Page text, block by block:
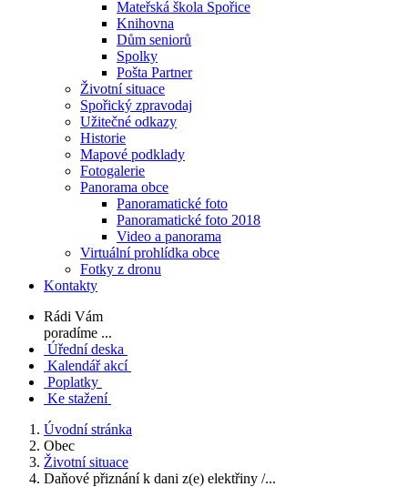
Mateřská škola Spořice
Knihovna
Dům seniorů
Spolky
Pošta Partner
Životní situace
Spořický zpravodaj
Užitečné odkazy
Historie
Mapové podklady
Fotogalerie
Panorama obce
Panoramatické foto
Panoramatické foto 2018
Video a panorama
Virtuální prohlídka obce
Fotky z dronu
Kontakty
Rádi Vám
poradíme ...
Úřední deska
Kalendář akcí
Poplatky
Ke stažení
Úvodní stránka
Obec
Životní situace
Daňové přiznání k dani z(e) elektřiny /...